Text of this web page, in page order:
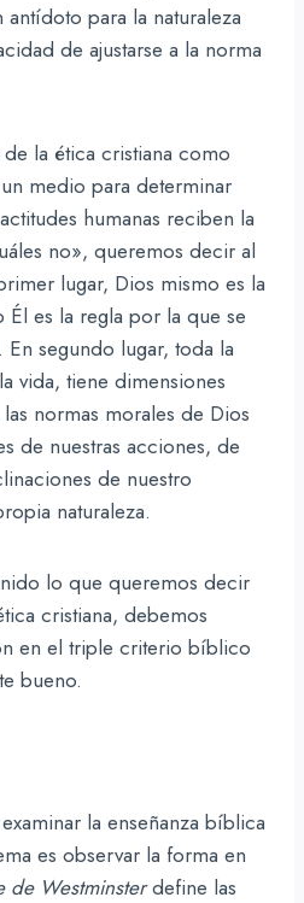
para la naturaleza
de ajustarse a la norma
la ética cristiana como
medio para determinar
humanas reciben la
no», queremos decir al
lugar, Dios mismo es la
es la regla por la que se
segundo lugar, toda la
vida, tiene dimensiones
normas morales de Dios
de nuestras acciones, de
de nuestro
naturaleza.
lo que queremos decir
cristiana, debemos
en el triple criterio bíblico
bueno.
la enseñanza bíblica
es observar la forma en
de Westminsterdefine las